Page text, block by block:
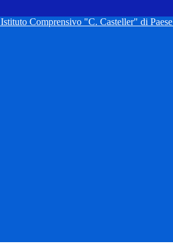
Istituto Comprensivo "C. Casteller" di Paese